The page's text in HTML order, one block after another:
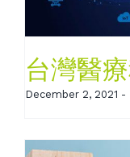
台灣醫
December 2, 2021 -